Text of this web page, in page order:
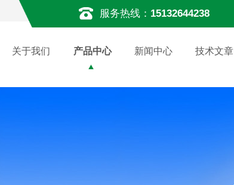
服务热线： 15132644238
关于我们 产品中心 新闻中心 技术文章